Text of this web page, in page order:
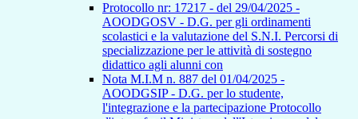
Protocollo nr: 17217 - del 29/04/2025 -
AOODGOSV - D.G. per gli ordinamenti
scolastici e la valutazione del S.N.I. Percorsi di
specializzazione per le attività di sostegno
didattico agli alunni con
Nota M.I.M n. 887 del 01/04/2025 -
AOODGSIP - D.G. per lo studente,
l'integrazione e la partecipazione Protocollo